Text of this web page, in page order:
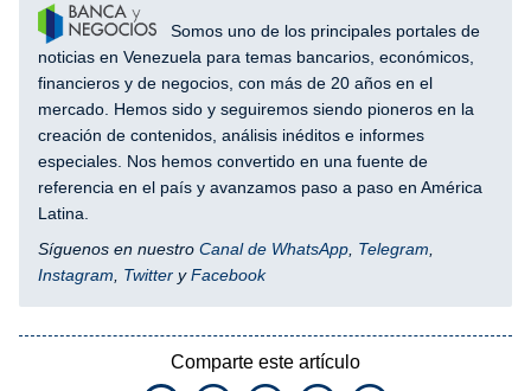
Somos uno de los principales portales de
noticias en Venezuela para temas bancarios, económicos,
financieros y de negocios, con más de 20 años en el
mercado. Hemos sido y seguiremos siendo pioneros en la
creación de contenidos, análisis inéditos e informes
especiales. Nos hemos convertido en una fuente de
referencia en el país y avanzamos paso a paso en América
Latina.
Síguenos en nuestro Canal de WhatsApp Telegram
Instagram
Twitter yFacebook
Comparte este artículo